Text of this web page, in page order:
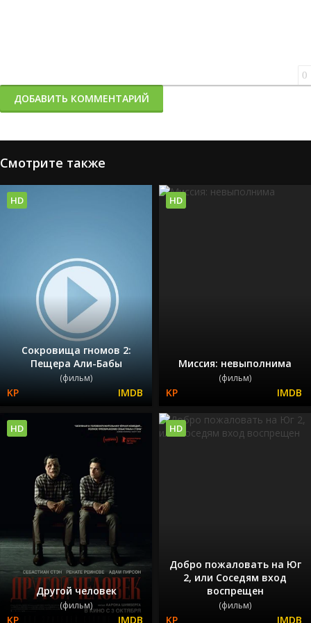
0
ДОБАВИТЬ КОММЕНТАРИЙ
Смотрите также
Сокровища гномов 2:
Пещера Али-Бабы
(фильм)
HD
Миссия: невыполнима
(фильм)
HD
Другой человек
(фильм)
HD
Добро пожаловать на Юг
2, или Соседям вход
воспрещен
(фильм)
HD